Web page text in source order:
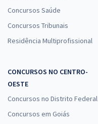
Concursos Saúde
Concursos Tribunais
Residência Multiprofissional
CONCURSOS NO CENTRO-
OESTE
Concursos no Distrito Federal
Concursos em Goiás